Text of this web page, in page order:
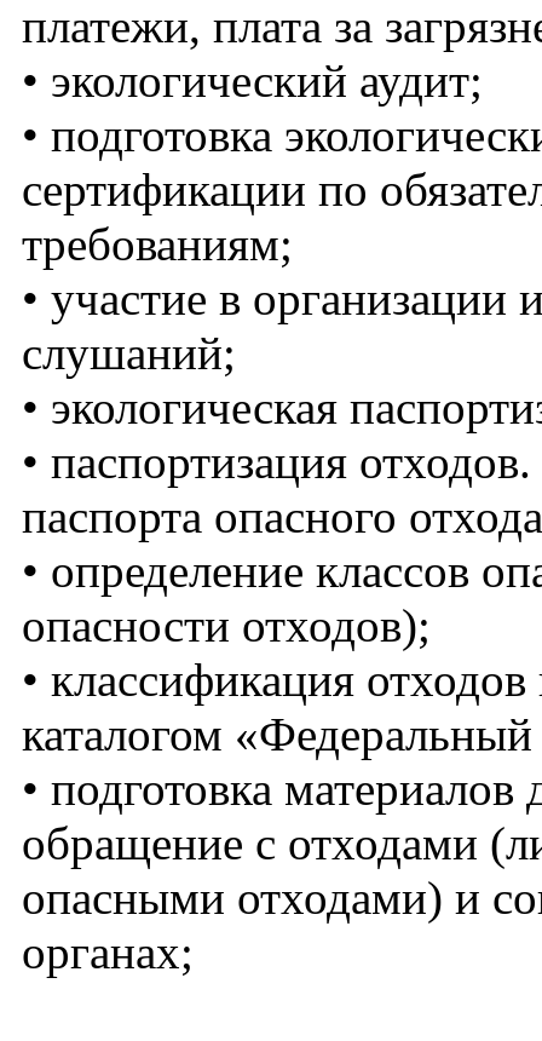
платежи, плата за
• экологический аудит;
• подготовка
сертификации по
требованиям;
• участие в
слушаний;
• экологическая
• паспортизация
паспорта опасного
• определение классов
опасности отходов);
• классификация
каталогом «Федеральный
• подготовка
обращение с отходами
опасными отходами) и
органах;